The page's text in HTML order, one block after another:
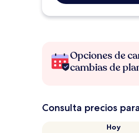
Opciones de
cambias de
Consulta precios
Hoy